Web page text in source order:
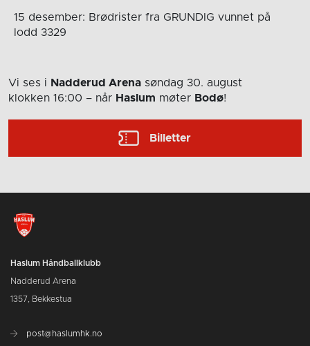
15 desember: Brødrister fra GRUNDIG vunnet på
lodd 3329
Vi ses i Nadderud Arena søndag 30. august
klokken 16:00 – når Haslum møter Bodø!
Billetter
Haslum Håndballklubb
Nadderud Arena
1357, Bekkestua
post@haslumhk.no